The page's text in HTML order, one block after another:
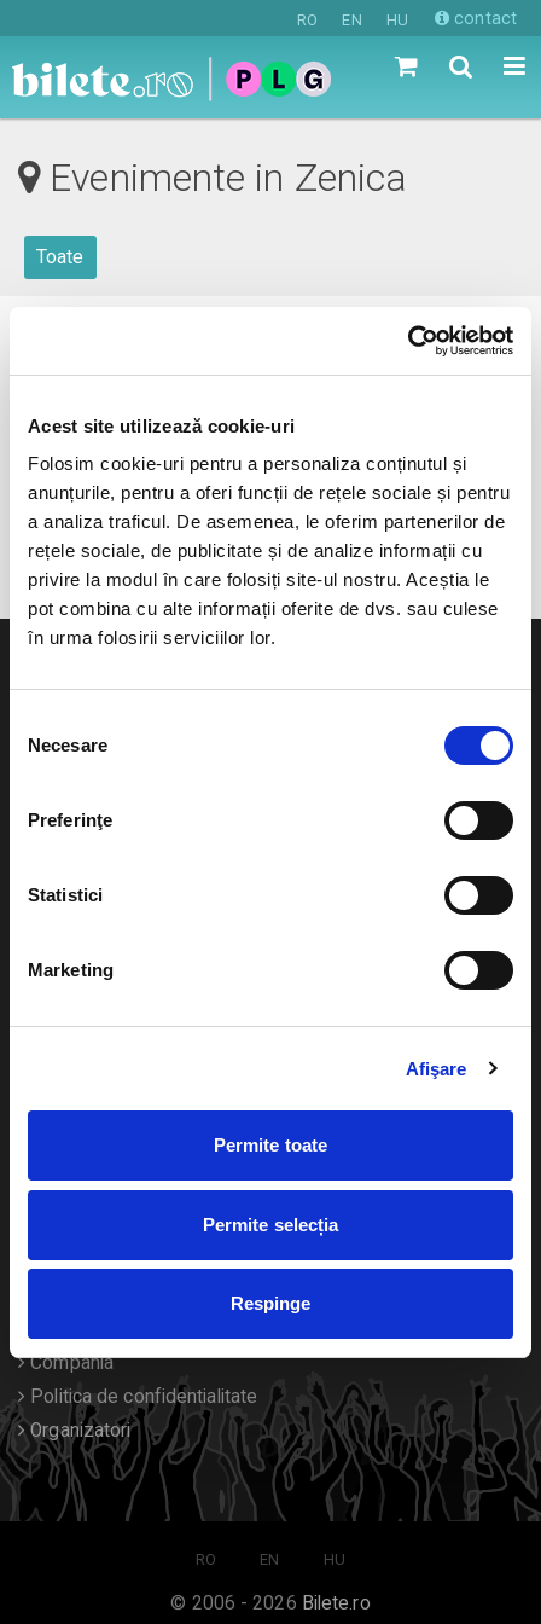
Acest site utilizează cookie-uri
Folosim cookie-uri pentru a personaliza conținutul și
anunțurile, pentru a oferi funcții de rețele sociale și pentru
a analiza traficul. De asemenea, le oferim partenerilor de
rețele sociale, de publicitate și de analize informații cu
privire la modul în care folosiți site-ul nostru. Aceștia le
pot combina cu alte informații oferite de dvs. sau culese
în urma folosirii serviciilor lor.
consimțământului
Necesare
Preferinţe
Statistici
Marketing
Afişare
Permite toate
Permite selecția
Respinge
RO EN HU contact
Evenimente in Zenica
Toate
0 evenimente in viitorul apropiat
anunta-ma pe email cand apare urmatorul eveniment la
Zenica
Evenimente
Teatru
festivaluri
Diverse
Despre noi
Contact
Compania
Politica de confidentialitate
Organizatori
RO EN HU
© 2006 - 2026 Bilete.ro